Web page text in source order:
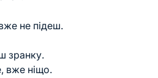
не підеш.
зранку.
вже ніщо.